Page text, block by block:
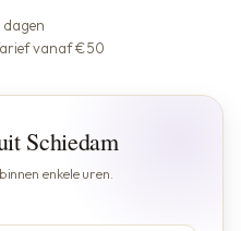
vanaf €50
Schiedam
enkele uren.